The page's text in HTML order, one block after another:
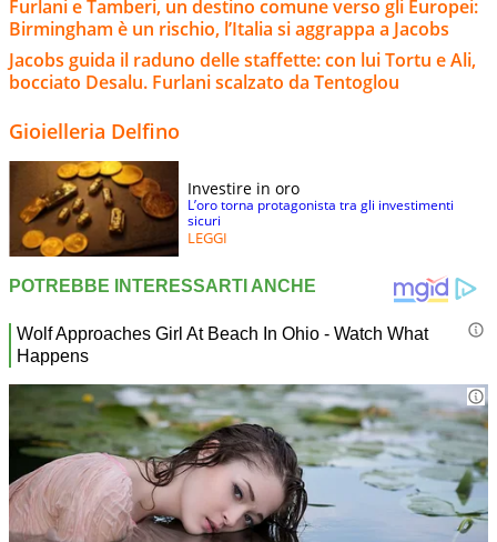
Furlani e Tamberi, un destino comune verso gli Europei:
Birmingham è un rischio, l’Italia si aggrappa a Jacobs
Jacobs guida il raduno delle staffette: con lui Tortu e Ali,
bocciato Desalu. Furlani scalzato da Tentoglou
Gioielleria Delfino
Investire in oro
L’oro torna protagonista tra gli investimenti
sicuri
LEGGI